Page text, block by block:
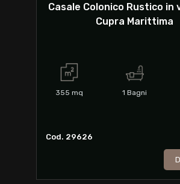
Casale Colonico Rustico in
Cupra Marittima
355 mq 1 Bagni
Cod. 29626